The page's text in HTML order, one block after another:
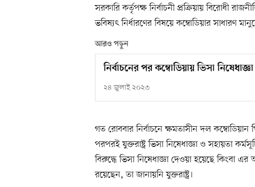
সরকারি কর্তৃপক্ষ নির্বাচনী প্রক্রিয়ায় বিরোধী
ভবিষ্যৎ নির্ধারণের বিষয়ে কম্বোডিয়ার সাধারণ
আরও পড়ুন
নির্বাচনের পর কম্বোডিয়ায় ভিসা
২৪ জুলাই ২০২৩
গত রোববার নির্বাচনে ক্ষমতাসীন দল
পরপরই যুক্তরাষ্ট্র ভিসা নিষেধাজ্ঞা ও সহায়তা
বিরুদ্ধে ভিসা নিষেধাজ্ঞা দেওয়া হয়েছে কিংবা
রয়েছেন, তা জানায়নি যুক্তরাষ্ট্র।